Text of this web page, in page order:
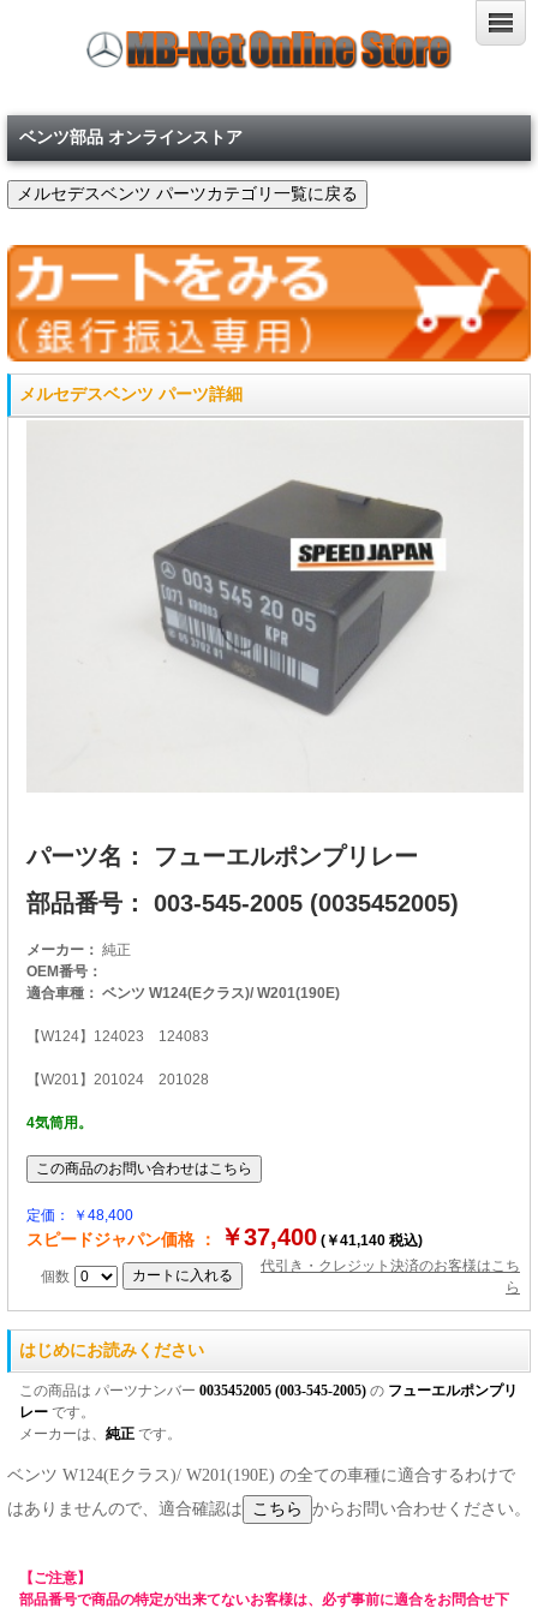
ベンツ部品 オンラインストア
メルセデスベンツ パーツ詳細
パーツ名： フューエルポンプリレー
部品番号： 003-545-2005 (0035452005)
メーカー： 純正
OEM番号：
適合車種： ベンツ W124(Eクラス)/ W201(190E)
【W124】124023 124083
【W201】201024 201028
4気筒用。
定価： ￥48,400
スピードジャパン価格 ： ￥37,400 (￥41,140 税込)
個数
代引き・クレジット決済のお客様はこち
ら
はじめにお読みください
この商品は パーツナンバー 0035452005 (003-545-2005) の フューエルポンプリ
レー です。
メーカーは、 純正 です。
ベンツ W124(Eクラス)/ W201(190E) の全ての車種に適合するわけで
はありませんので、適合確認は
からお問い合わせください。
【ご注意】
部品番号で商品の特定が出来てないお客様は、必ず事前に適合をお問合せ下